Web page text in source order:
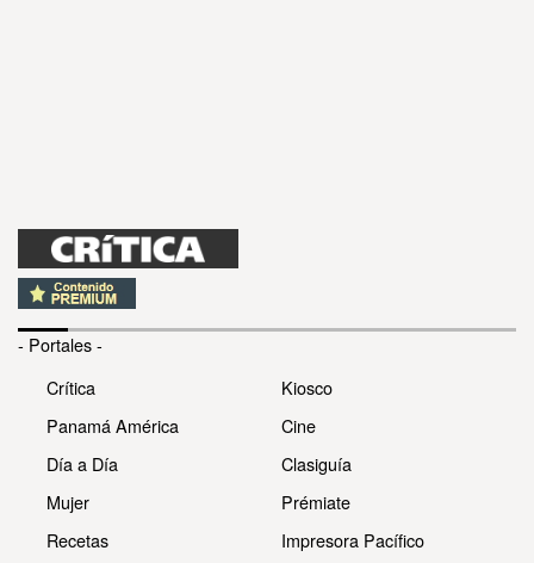
- Portales -
Crítica
Panamá América
Día a Día
Mujer
Recetas
Kiosco
Cine
Clasiguía
Prémiate
Impresora Pacífico